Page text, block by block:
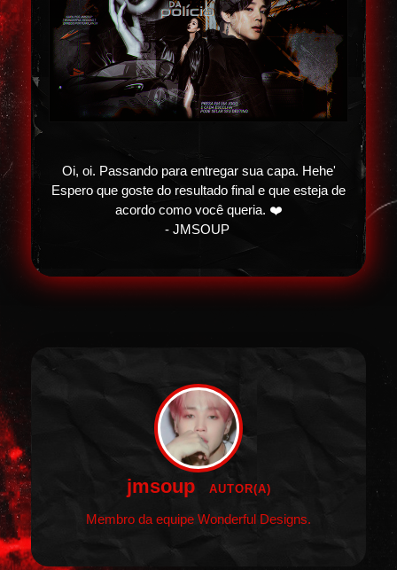
Oi, oi. Passando para entregar sua capa. Hehe'
Espero que goste do resultado final e que esteja de
acordo como você queria. ❤️
- JMSOUP
jmsoup AUTOR(A)
Membro da equipe Wonderful Designs.